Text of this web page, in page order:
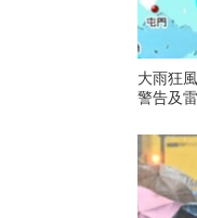
大雨狂
警告及